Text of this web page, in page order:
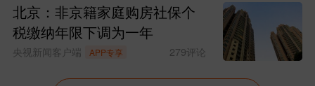
北京：非京籍家庭购房社保个
税缴纳年限下调为一年
央视新闻客户端 APP专享 279评论